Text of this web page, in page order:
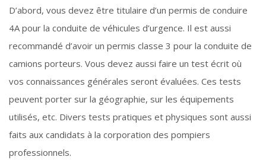
D’abord, vous devez être titulaire d’un permis de conduire
4A pour la conduite de véhicules d’urgence. Il est aussi
recommandé d’avoir un permis classe 3 pour la conduite de
camions porteurs. Vous devez aussi faire un test écrit où
vos connaissances générales seront évaluées. Ces tests
peuvent porter sur la géographie, sur les équipements
utilisés, etc. Divers tests pratiques et physiques sont aussi
faits aux candidats à la corporation des pompiers
professionnels.